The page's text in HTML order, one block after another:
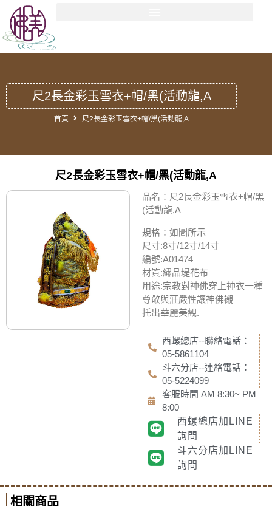
尺2長金彩玉雪衣+帽/黑(活動龍,A
首頁 尺2長金彩玉雪衣+帽/黑(活動龍,A
尺2長金彩玉雪衣+帽/黑(活動龍,A
品名：尺2長金彩玉雪衣+帽/黑
(活動龍,A
規格：如圖所示
尺寸:8寸/12寸/14寸
編號:A01474
材質:繡品堤花布
用途:宗教對神佛穿上神衣一種
尊敬與莊嚴性讓神佛襯
托出華麗美觀.
西螺總店--聯絡電話：
05-5861104
斗六分店--連絡電話：
05-5224099
客服時間 AM 8:30~ PM
8:00
西螺總店加LINE
詢問
斗六分店加LINE
詢問
相關商品